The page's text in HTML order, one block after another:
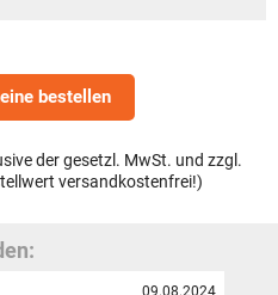
bestellen
der gesetzl. MwSt. und zzgl.
versandkostenfrei!)